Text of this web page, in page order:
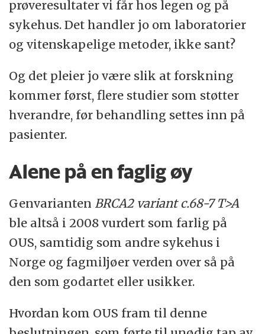
prøveresultater vi får hos legen og på
sykehus. Det handler jo om laboratorier
og vitenskapelige metoder, ikke sant?
Og det pleier jo være slik at forskning
kommer først, flere studier som støtter
hverandre, før behandling settes inn på
pasienter.
Alene på en faglig øy
Genvarianten BRCA2 variant c.68-7 T>A
ble altså i 2008 vurdert som farlig på
OUS, samtidig som andre sykehus i
Norge og fagmiljøer verden over så på
den som godartet eller usikker.
Hvordan kom OUS fram til denne